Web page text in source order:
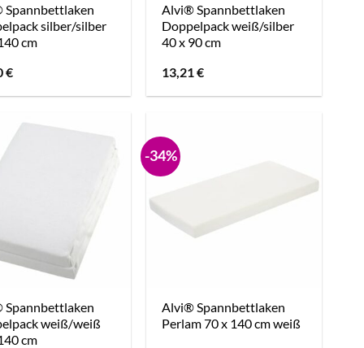
silber/silber
cm
€
Alvi® Spannbettlaken
Doppelpack weiß/silber
40 x 90 cm
13,21€
weiß/weiß
cm
-34%
Alvi® Spannbettlaken
Perlam 70 x 140 cm weiß